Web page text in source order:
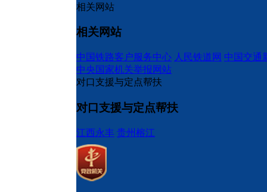
相关网站
相关网站
中国铁路客户服务中心 人民铁道网 中国交通
中央国家机关举报网站
对口支援与定点帮扶
对口支援与定点帮扶
江西永丰 贵州榕江